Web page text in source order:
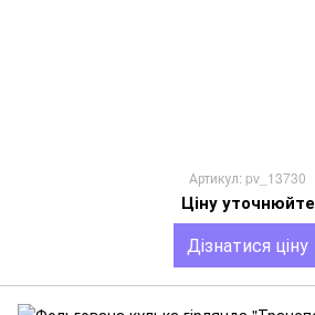
Артикул: pv_13730
Ціну уточнюйте
Дізнатися ціну